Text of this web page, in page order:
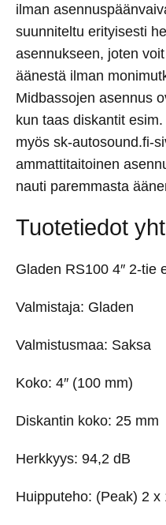
ilman
suunniteltu erityisesti
asennukseen, joten
äänestä ilman
Midbassojen asennus
kun taas diskantit
myös sk-autosound.fi-
ammattitaitoinen
nauti paremmasta
Tuotetiedot
Gladen RS100 4″ 2-tie
Valmistaja: Gladen
Valmistusmaa: Saksa
Koko: 4″ (100 mm)
Diskantin koko: 25 mm
Herkkyys: 94,2 dB
Huipputeho: (Peak) 2 x